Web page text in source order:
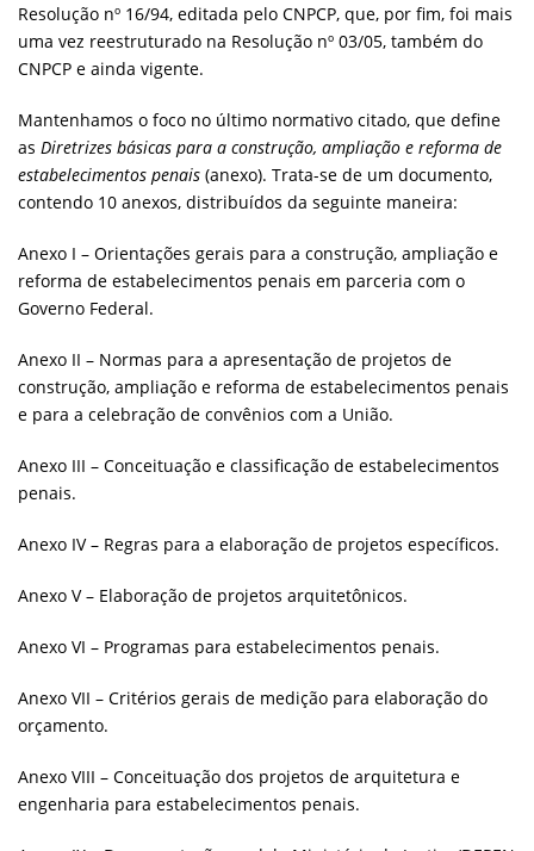
Resolução nº 16/94, editada pelo CNPCP, que, por fim, foi mais
uma vez reestruturado na Resolução nº 03/05, também do
CNPCP e ainda vigente.
Mantenhamos o foco no último normativo citado, que define
as Diretrizes básicas para a construção, ampliação e reforma de
estabelecimentos penais (anexo). Trata-se de um documento,
contendo 10 anexos, distribuídos da seguinte maneira:
Anexo I – Orientações gerais para a construção, ampliação e
reforma de estabelecimentos penais em parceria com o
Governo Federal.
Anexo II – Normas para a apresentação de projetos de
construção, ampliação e reforma de estabelecimentos penais
e para a celebração de convênios com a União.
Anexo III – Conceituação e classificação de estabelecimentos
penais.
Anexo IV – Regras para a elaboração de projetos específicos.
Anexo V – Elaboração de projetos arquitetônicos.
Anexo VI – Programas para estabelecimentos penais.
Anexo VII – Critérios gerais de medição para elaboração do
orçamento.
Anexo VIII – Conceituação dos projetos de arquitetura e
engenharia para estabelecimentos penais.